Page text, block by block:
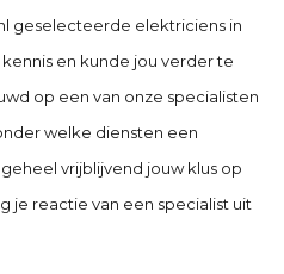
geselecteerde elektriciens in
en kunde jou verder te
op een van onze specialisten
welke diensten een
vrijblijvend jouw klus op
je reactie van een specialist uit